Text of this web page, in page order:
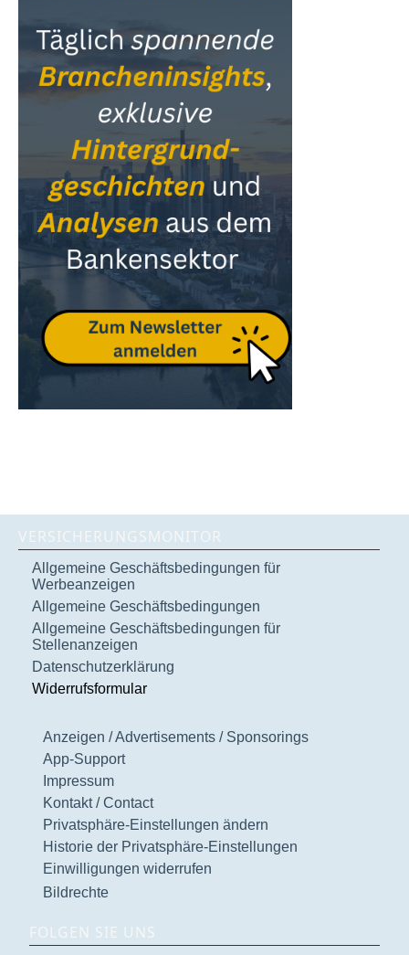
VERSICHERUNGSMONITOR
Allgemeine Geschäftsbedingungen für
Werbeanzeigen
Allgemeine Geschäftsbedingungen
Allgemeine Geschäftsbedingungen für
Stellenanzeigen
Datenschutzerklärung
Widerrufsformular
Anzeigen / Advertisements / Sponsorings
App-Support
Impressum
Kontakt / Contact
Privatsphäre-Einstellungen ändern
Historie der Privatsphäre-Einstellungen
Einwilligungen widerrufen
Bildrechte
FOLGEN SIE UNS